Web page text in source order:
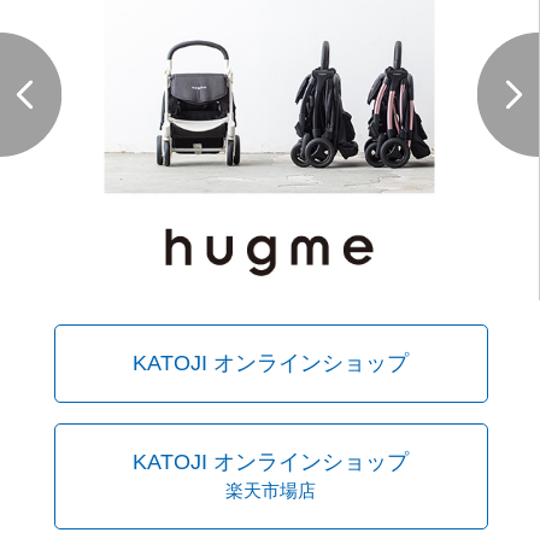
KATOJI オンラインショップ
KATOJI オンラインショップ
楽天市場店